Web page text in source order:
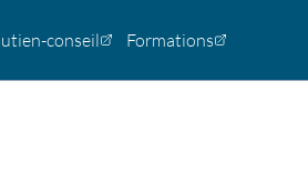
conseil Formations